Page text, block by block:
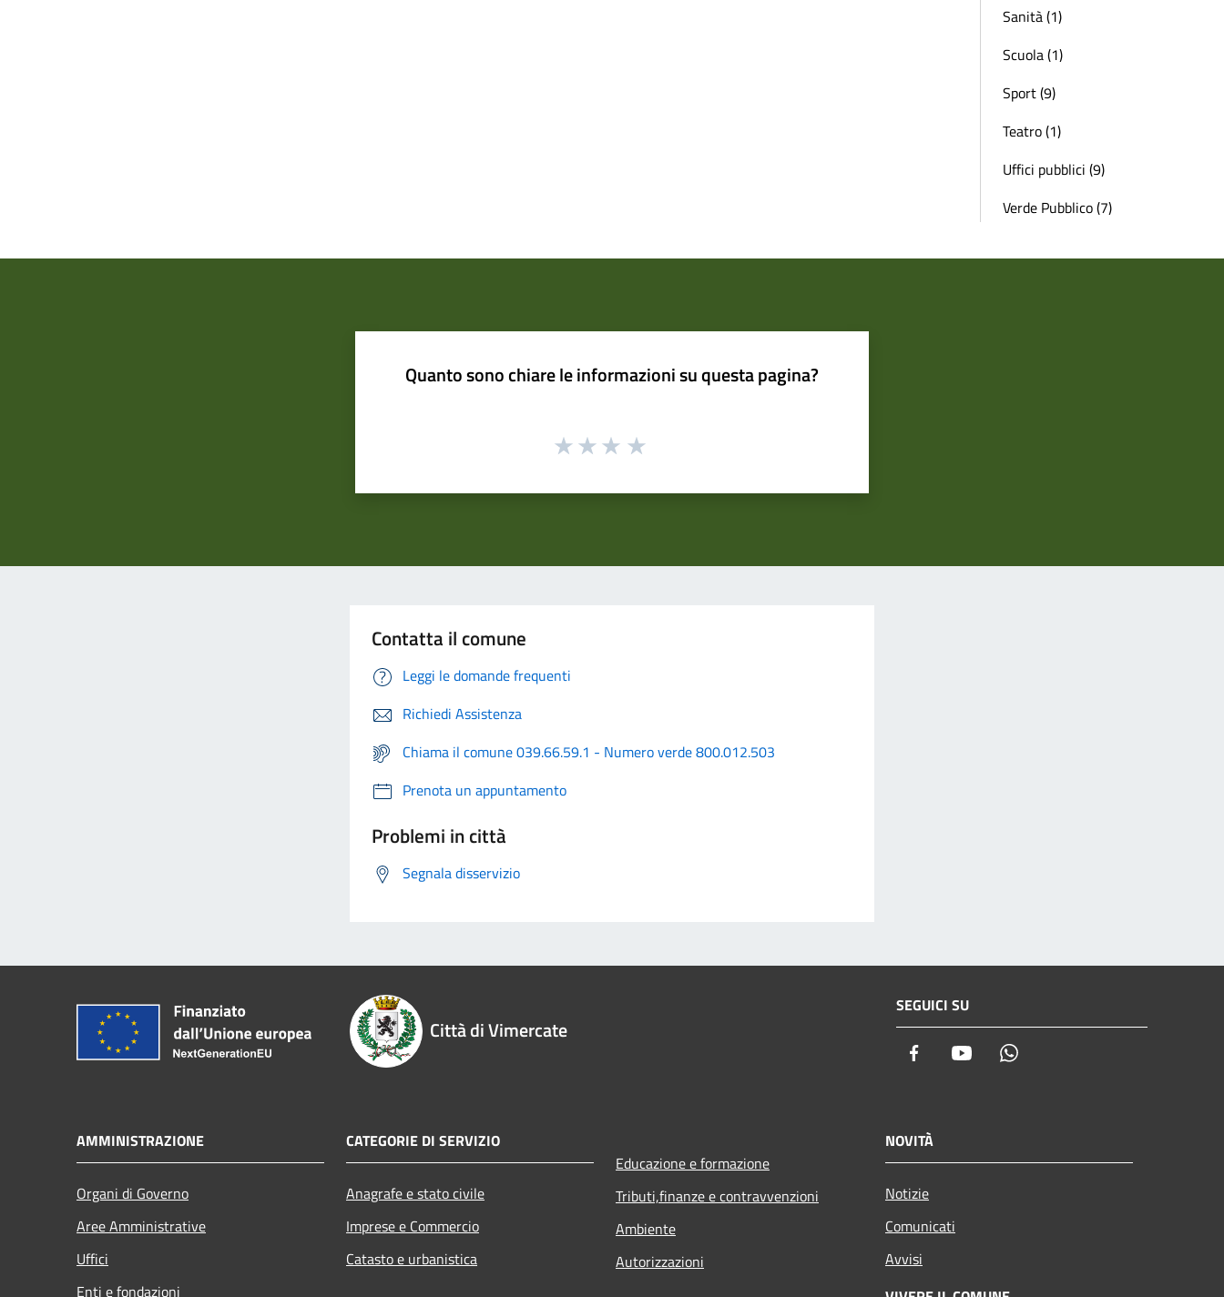
Sanità (1)
Scuola (1)
Sport (9)
Teatro (1)
Uffici pubblici (9)
Verde Pubblico (7)
Quanto sono chiare le informazioni su questa pagina?
Contatta il comune
Leggi le domande frequenti
Richiedi Assistenza
Chiama il comune 039.66.59.1 - Numero verde 800.012.503
Prenota un appuntamento
Problemi in città
Segnala disservizio
Città di Vimercate
SEGUICI SU
Facebook Youtube
AMMINISTRAZIONE
Organi di Governo
Aree Amministrative
Uffici
Enti e fondazioni
CATEGORIE DI SERVIZIO
Anagrafe e stato civile
Imprese e Commercio
Catasto e urbanistica
Educazione e formazione
Tributi,finanze e contravvenzioni
Ambiente
Autorizzazioni
NOVITÀ
Notizie
Comunicati
Avvisi